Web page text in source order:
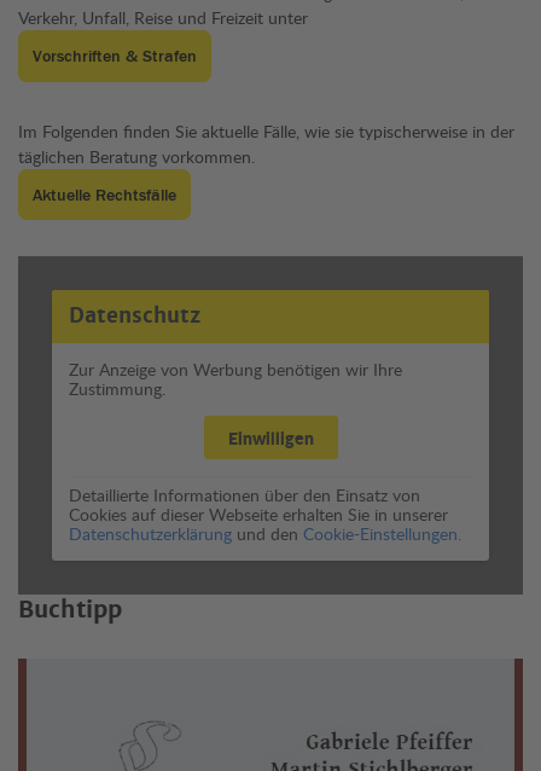
Verkehr, Unfall, Reise und Freizeit unter
Vorschriften & Strafen
Im Folgenden finden Sie aktuelle Fälle, wie sie typischerweise in der
täglichen Beratung vorkommen.
Aktuelle Rechtsfälle
Datenschutz
Zur Anzeige von Werbung benötigen wir Ihre
Zustimmung.
Einwilligen
Detaillierte Informationen über den Einsatz von
Cookies auf dieser Webseite erhalten Sie in unserer
Datenschutzerklärung und den Cookie-Einstellungen.
Buchtipp